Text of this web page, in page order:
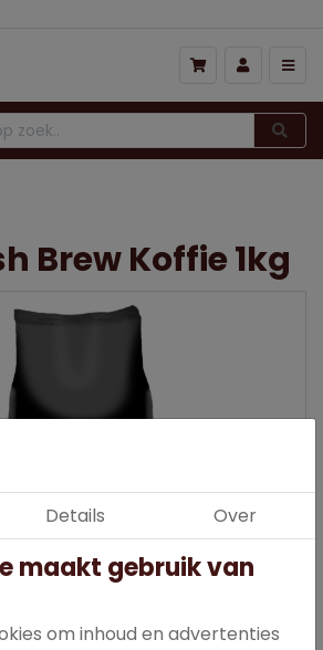
Brew Koffie 1kg
samengesteld voor een
Details Over
maakt gebruik van
om inhoud en advertenties